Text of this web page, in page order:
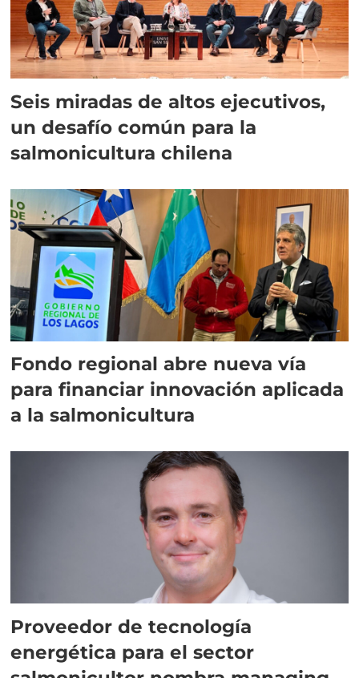
Seis miradas de altos ejecutivos,
un desafío común para la
salmonicultura chilena
Fondo regional abre nueva vía
para financiar innovación aplicada
a la salmonicultura
Proveedor de tecnología
energética para el sector